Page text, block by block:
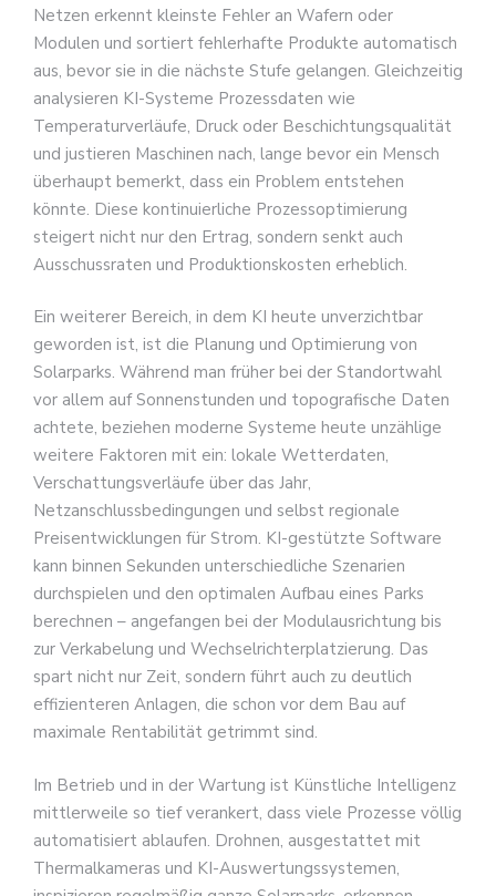
Netzen erkennt kleinste Fehler an Wafern oder
Modulen und sortiert fehlerhafte Produkte automatisch
aus, bevor sie in die nächste Stufe gelangen. Gleichzeitig
analysieren KI-Systeme Prozessdaten wie
Temperaturverläufe, Druck oder Beschichtungsqualität
und justieren Maschinen nach, lange bevor ein Mensch
überhaupt bemerkt, dass ein Problem entstehen
könnte. Diese kontinuierliche Prozessoptimierung
steigert nicht nur den Ertrag, sondern senkt auch
Ausschussraten und Produktionskosten erheblich.
Ein weiterer Bereich, in dem KI heute unverzichtbar
geworden ist, ist die Planung und Optimierung von
Solarparks. Während man früher bei der Standortwahl
vor allem auf Sonnenstunden und topografische Daten
achtete, beziehen moderne Systeme heute unzählige
weitere Faktoren mit ein: lokale Wetterdaten,
Verschattungsverläufe über das Jahr,
Netzanschlussbedingungen und selbst regionale
Preisentwicklungen für Strom. KI-gestützte Software
kann binnen Sekunden unterschiedliche Szenarien
durchspielen und den optimalen Aufbau eines Parks
berechnen – angefangen bei der Modulausrichtung bis
zur Verkabelung und Wechselrichterplatzierung. Das
spart nicht nur Zeit, sondern führt auch zu deutlich
effizienteren Anlagen, die schon vor dem Bau auf
maximale Rentabilität getrimmt sind.
Im Betrieb und in der Wartung ist Künstliche Intelligenz
mittlerweile so tief verankert, dass viele Prozesse völlig
automatisiert ablaufen. Drohnen, ausgestattet mit
Thermalkameras und KI-Auswertungssystemen,